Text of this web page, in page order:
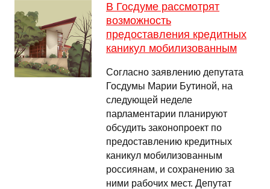
В Госдуме рассмотрят
возможность
предоставления кредитных
каникул мобилизованным
Согласно заявлению депутата
Госдумы Марии Бутиной, на
следующей неделе
парламентарии планируют
обсудить законопроект по
предоставлению кредитных
каникул мобилизованным
россиянам, и сохранению за
ними рабочих мест. Депутат